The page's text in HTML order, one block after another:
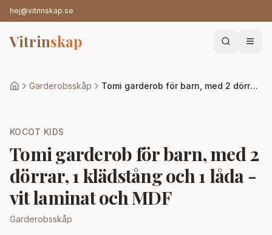
hej@vitrinskap.se
Vitrinskap
Garderobsskåp Tomi garderob för barn, med 2 dörrar, 1 klädstång och 1 låda - vit laminat och MDF
KOCOT KIDS
Tomi garderob för barn, med 2
dörrar, 1 klädstång och 1 låda -
vit laminat och MDF
Garderobsskåp